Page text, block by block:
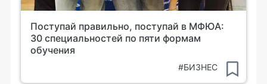
Поступай правильно, поступай в МФЮА:
30 специальностей по пяти формам
обучения
#БИЗНЕС